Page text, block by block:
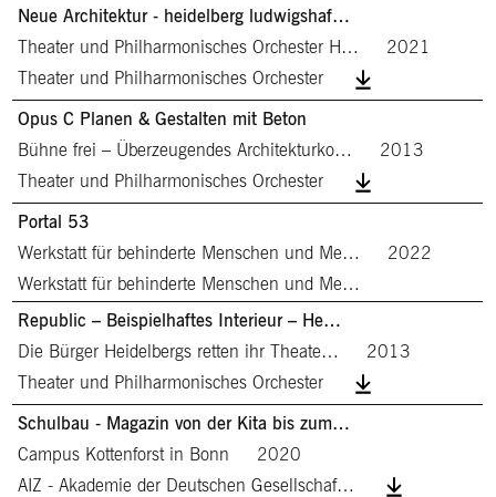
Neue Architektur - heidelberg ludwigshaf…
Theater und Philharmonisches Orchester H…
2021
Theater und Philharmonisches Orchester
Opus C Planen & Gestalten mit Beton
Bühne frei – Überzeugendes Architekturko…
2013
Theater und Philharmonisches Orchester
Portal 53
Werkstatt für behinderte Menschen und Me…
2022
Werkstatt für behinderte Menschen und Me…
Republic – Beispielhaftes Interieur – He…
Die Bürger Heidelbergs retten ihr Theate…
2013
Theater und Philharmonisches Orchester
Schulbau - Magazin von der Kita bis zum…
Campus Kottenforst in Bonn
2020
AIZ - Akademie der Deutschen Gesellschaf…